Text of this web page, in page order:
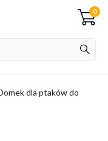
0
dla ptaków do